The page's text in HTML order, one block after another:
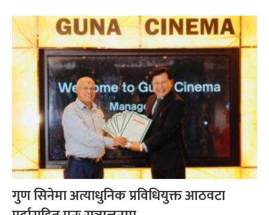
गुण सिनेमा अत्याधुनिक प्रविधियुक्त आठवटा